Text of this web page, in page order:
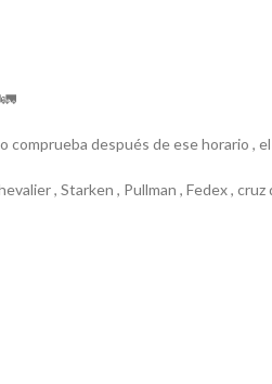
después de ese horario ,
, Starken , Pullman , Fedex ,